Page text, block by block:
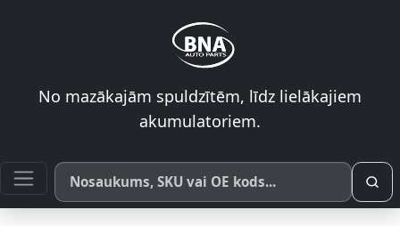
No mazākajām spuldzītēm, līdz lielākajiem
akumulatoriem.
Meklēt pēc produkta nosaukuma, SKU vai OE koda